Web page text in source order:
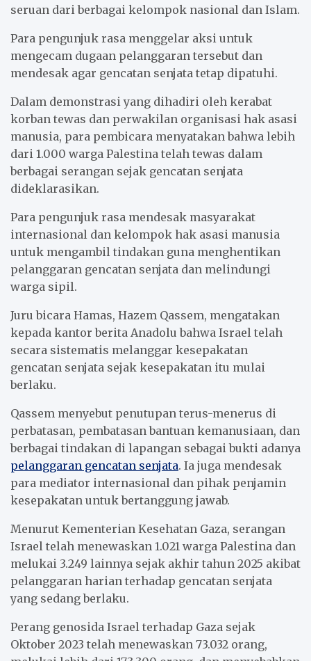
seruan dari berbagai kelompok nasional dan Islam.
Para pengunjuk rasa menggelar aksi untuk
mengecam dugaan pelanggaran tersebut dan
mendesak agar gencatan senjata tetap dipatuhi.
Dalam demonstrasi yang dihadiri oleh kerabat
korban tewas dan perwakilan organisasi hak asasi
manusia, para pembicara menyatakan bahwa lebih
dari 1.000 warga Palestina telah tewas dalam
berbagai serangan sejak gencatan senjata
dideklarasikan.
Para pengunjuk rasa mendesak masyarakat
internasional dan kelompok hak asasi manusia
untuk mengambil tindakan guna menghentikan
pelanggaran gencatan senjata dan melindungi
warga sipil.
Juru bicara Hamas, Hazem Qassem, mengatakan
kepada kantor berita Anadolu bahwa Israel telah
secara sistematis melanggar kesepakatan
gencatan senjata sejak kesepakatan itu mulai
berlaku.
Qassem menyebut penutupan terus-menerus di
perbatasan, pembatasan bantuan kemanusiaan, dan
berbagai tindakan di lapangan sebagai bukti adanya
pelanggaran gencatan senjata. Ia juga mendesak
para mediator internasional dan pihak penjamin
kesepakatan untuk bertanggung jawab.
Menurut Kementerian Kesehatan Gaza, serangan
Israel telah menewaskan 1.021 warga Palestina dan
melukai 3.249 lainnya sejak akhir tahun 2025 akibat
pelanggaran harian terhadap gencatan senjata
yang sedang berlaku.
Perang genosida Israel terhadap Gaza sejak
Oktober 2023 telah menewaskan 73.032 orang,